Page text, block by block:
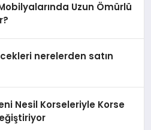
Uzun Ömürlü
nerelerden satın
Nesil Korseleriyle Korse